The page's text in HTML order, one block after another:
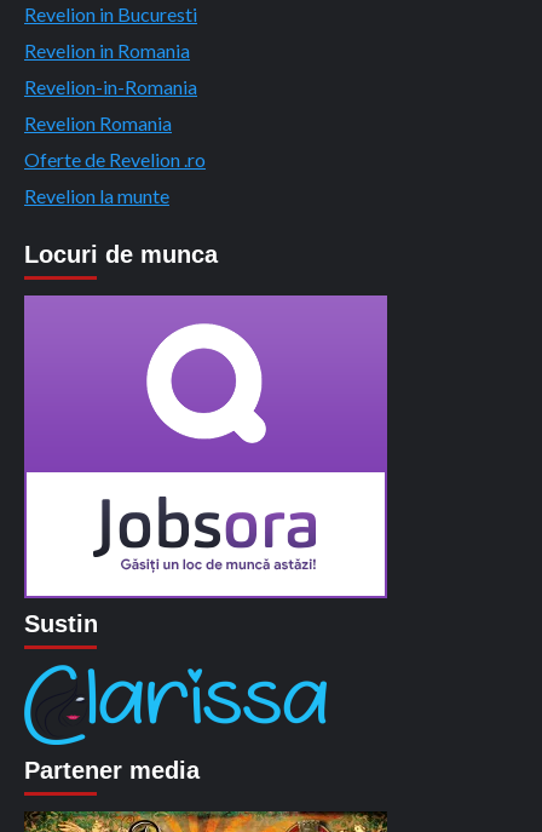
Revelion in Bucuresti
Revelion in Romania
Revelion-in-Romania
Revelion Romania
Oferte de Revelion .ro
Revelion la munte
Locuri de munca
Sustin
Partener media